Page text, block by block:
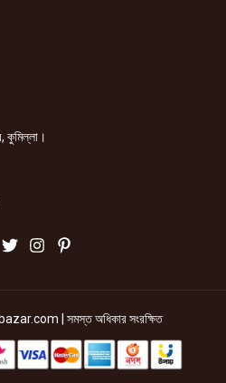
কুমিল্লা।
| সমস্ত অধিকার সংরক্ষিত